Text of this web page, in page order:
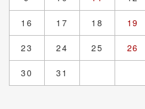
16 17 18 19
23 24 25 26
30 31